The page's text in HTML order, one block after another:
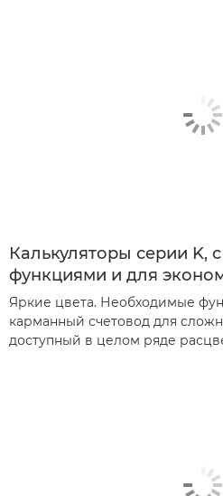
Калькуляторы серии K,
функциями и для
Яркие цвета. Необходимые
карманный счетовод для
доступный в целом ряде